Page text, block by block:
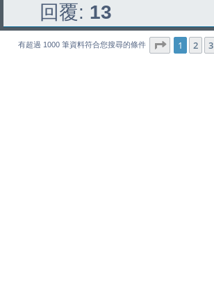
回覆: 13
有超過 1000 筆資料符合您搜尋的條件 第 1 頁 (共20
1 2 3